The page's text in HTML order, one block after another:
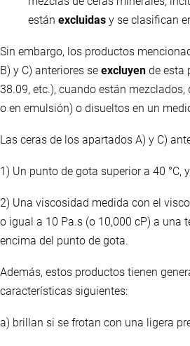
están excluidas y se clasifican
Sin embargo, los productos
B) y C) anteriores se excluyen de esta
38.09, etc.), cuando están
o en emulsión) o disueltos en un
Las ceras de los apartados A) y C)
1) Un punto de gota superior a 40 °C, y
2) Una viscosidad medida con el
o igual a 10 Pa.s (o 10,000 cP) a una
encima del punto de gota.
Además, estos productos tienen
características siguientes:
a) brillan si se frotan con una ligera